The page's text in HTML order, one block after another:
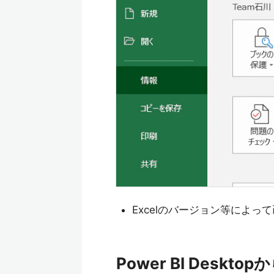
Excelのバージョン等によっ
Power BI Desktopか